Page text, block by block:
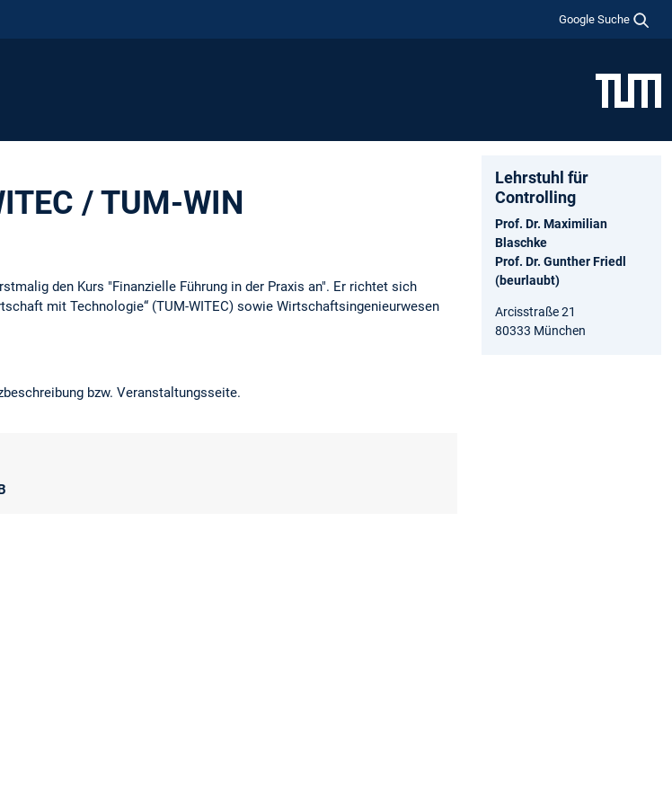
Google Suche
/ TUM-WIN
den Kurs "Finanzielle Führung in der Praxis an". Er richtet sich
mit Technologie“ (TUM-WITEC) sowie Wirtschaftsingenieurwesen
bzw. Veranstaltungsseite.
Lehrstuhl für
Controlling
Prof. Dr. Maximilian
Blaschke
Prof. Dr. Gunther Friedl
(beurlaubt)
Arcisstraße 21
80333 München